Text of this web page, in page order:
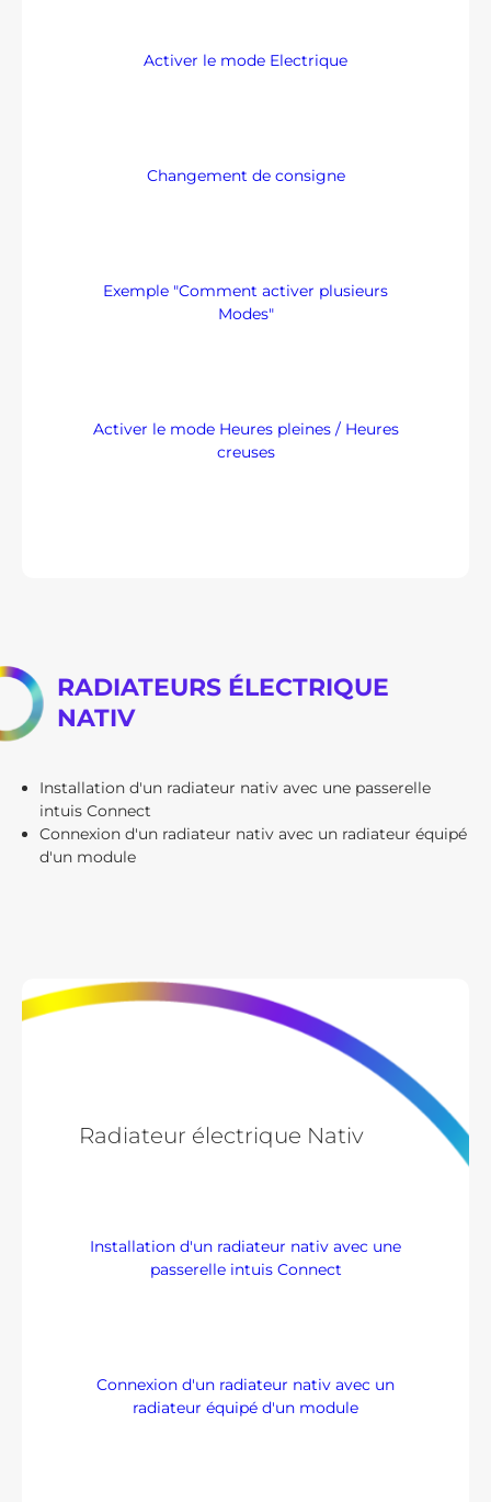
Activer le mode Electrique
Changement de consigne
Exemple "Comment activer plusieurs
Modes"
Activer le mode Heures pleines / Heures
creuses
RADIATEURS ÉLECTRIQUE
NATIV
Installation d'un radiateur nativ avec une passerelle
intuis Connect
Connexion d'un radiateur nativ avec un radiateur équipé
d'un module
Radiateur électrique Nativ
Installation d'un radiateur nativ avec une
passerelle intuis Connect
Connexion d'un radiateur nativ avec un
radiateur équipé d'un module